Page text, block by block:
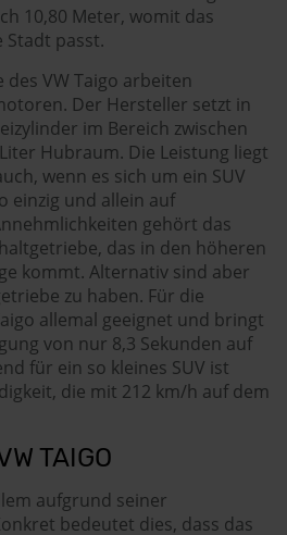
10,80 Meter, womit das
Stadt passt.
VW Taigo arbeiten
Der Hersteller setzt in
im Bereich zwischen
Hubraum. Die Leistung liegt
wenn es sich um ein SUV
einzig und allein auf
gehört das
das in den höheren
kommt. Alternativ sind aber
zu haben. Für die
allemal geeignet und bringt
von nur 8,3 Sekunden auf
für ein so kleines SUV ist
die mit 212 km/h auf dem
TAIGO
aufgrund seiner
bedeutet dies, dass das